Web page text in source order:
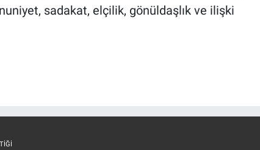
sadakat, elçilik, gönüldaşlık ve ilişki